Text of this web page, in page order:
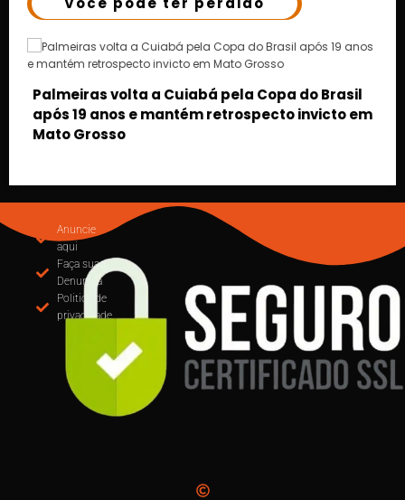
Brasil
em
MUDANÇA NA EMISSÃO DE NOTAS: CUIABÁ
OBRIGA USO DO EMISSOR NACIONAL DE
PARTIR DE SETEMBRO